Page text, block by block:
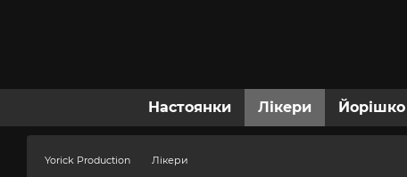
Настоянки Лікери Йорішко
Yorick Production Лікери